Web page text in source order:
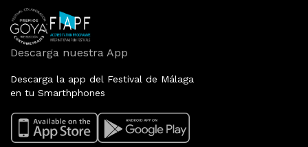
Descarga nuestra App
Descarga la app del Festival de Málaga
en tu Smarthphones